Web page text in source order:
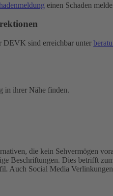
einen Schaden
DEVK sind erreichbar unter
in ihrer Nähe finden.
die kein Sehvermögen
Beschriftungen. Dies betrifft
Auch Social Media